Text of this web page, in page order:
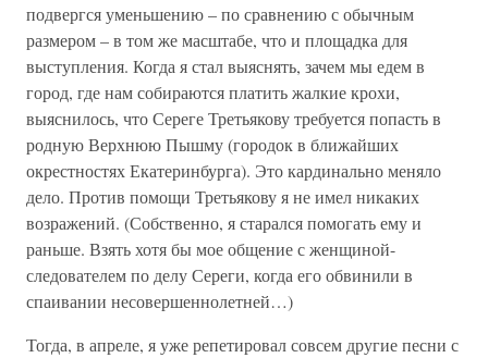
подвергся уменьшению – по сравнению с обычным
размером – в том же масштабе, что и площадка для
выступления. Когда я стал выяснять, зачем мы едем в
город, где нам собираются платить жалкие крохи,
выяснилось, что Сереге Третьякову требуется попасть в
родную Верхнюю Пышму (городок в ближайших
окрестностях Екатеринбурга). Это кардинально меняло
дело. Против помощи Третьякову я не имел никаких
возражений. (Собственно, я старался помогать ему и
раньше. Взять хотя бы мое общение с женщиной-
следователем по делу Сереги, когда его обвинили в
спаивании несовершеннолетней…)
Тогда, в апреле, я уже репетировал совсем другие песни с